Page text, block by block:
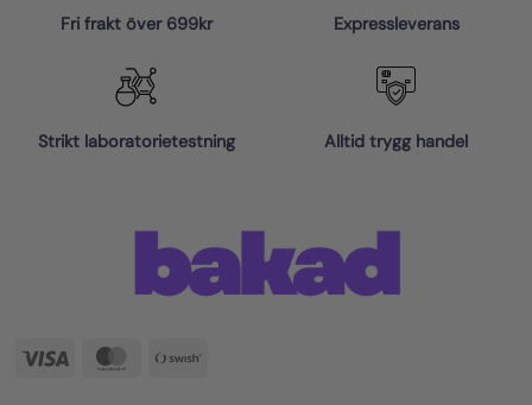
Fri frakt över 699kr Expressleverans
Strikt laboratorietestning Alltid trygg handel
Visa MasterCard
Swish